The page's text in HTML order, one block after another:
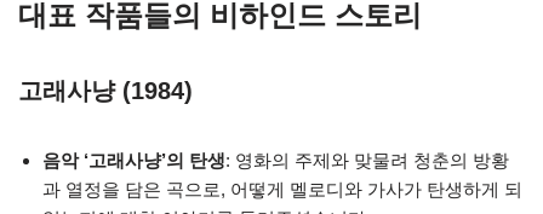
대표 작품들의 비하인드 스토리
고래사냥 (1984)
음악 ‘고래사냥’의 탄생: 영화의 주제와 맞물려 청춘의 방황
과 열정을 담은 곡으로, 어떻게 멜로디와 가사가 탄생하게 되